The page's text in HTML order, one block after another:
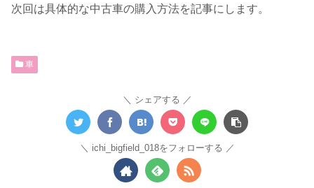
次回は具体的な中古車の購入方法を記事にします。
車
シェアする
ichi_bigfield_018をフォローする